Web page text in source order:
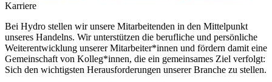
Karriere
Bei Hydro stellen wir unsere Mitarbeitenden in den Mittelpunkt
unseres Handelns. Wir unterstützen die berufliche und persönliche
Weiterentwicklung unserer Mitarbeiter*innen und fördern damit eine
Gemeinschaft von Kolleg*innen, die ein gemeinsames Ziel verfolgt:
Sich den wichtigsten Herausforderungen unserer Branche zu stellen.